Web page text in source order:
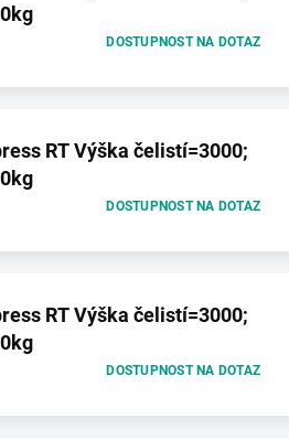
DOSTUPNOST NA DOTAZ
RT Výška čelistí=3000;
DOSTUPNOST NA DOTAZ
RT Výška čelistí=3000;
DOSTUPNOST NA DOTAZ